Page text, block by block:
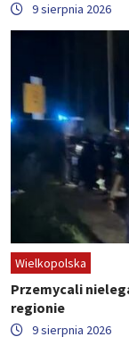
9 sierpnia 2026
Wielkopolska
Przemycali
regionie
9 sierpnia 2026